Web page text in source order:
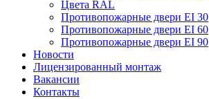
Цвета RAL
Противопожарные двери EI 30
Противопожарные двери EI 60
Противопожарные двери EI 90
Новости
Лицензированный монтаж
Вакансии
Контакты